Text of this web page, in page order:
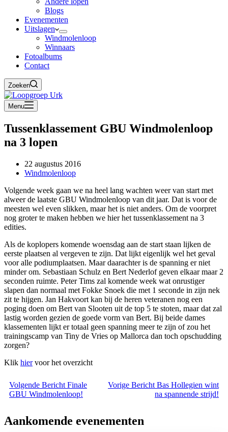
Blogs
Evenementen
Uitslagen
Windmolenloop
Winnaars
Fotoalbums
Contact
Zoeken
Menu
Tussenklassement GBU Windmolenloop
na 3 lopen
22 augustus 2016
Windmolenloop
Volgende week gaan we na heel lang wachten weer van start met
alweer de laatste GBU Windmolenloop van dit jaar. Dat is voor de
meesten wel even slikken, maar het is niet anders. Om de voorpret
nog groter te maken hebben we hier het tussenklassement na 3
edities.
Als de koplopers komende woensdag aan de start staan lijken de
eerste plaatsen al vergeven te zijn. Dat lijkt eigenlijk wel het geval
voor alle podiumplaatsen. Maar daarachter is de spanning er niet
minder om. Sebastiaan Schulz en Bert Nederlof geven elkaar maar 2
seconden ruimte. Peter Tims zal komende week wat onrustiger
slapen dan normaal met Fokke Snoek die met 1 seconde in zijn nek
zit te hijgen. Jan Hakvoort kan bij de heren veteranen nog een
poging doen om Bert van Slooten uit de top 5 te stoten, maar dat zal
lastig worden gezien de goede vorm van Bert. Bij beide dames
klassementen lijkt er totaal geen spanning meer te zijn of zou het
trainingscamp van Tiny de Vries op Mallorca dan toch opschudding
zorgen?
Klik hiervoor het overzicht
Vorige Bericht Bas Hollegien wint
na spannende strijd!
Volgende Bericht Finale
GBU Windmolenloop!
Aankomende evenementen